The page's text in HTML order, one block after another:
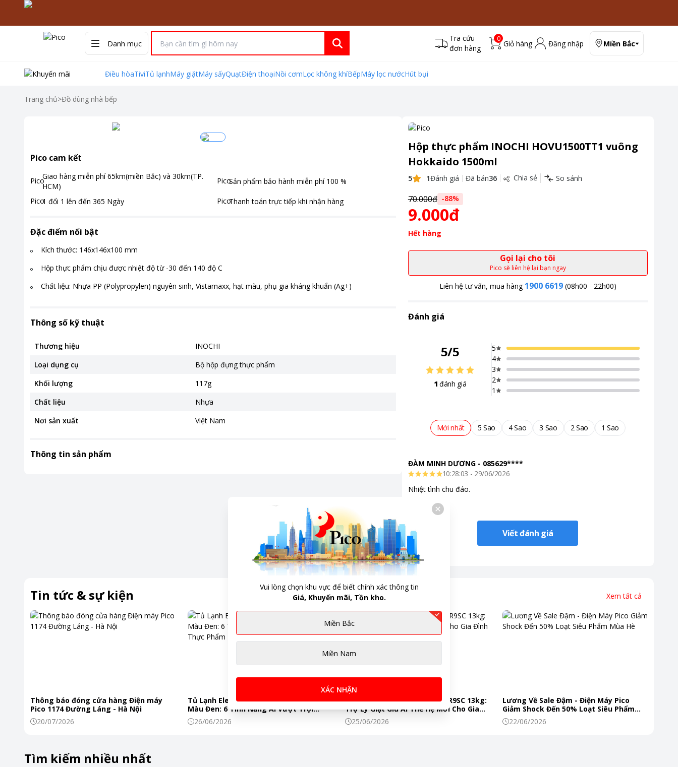
Danh mục
Tra cứu
đơn hàng
0
Giỏ hàng Đăng nhập Miền Bắc
Điều hòaTiviTủ lạnhMáy giặtMáy sấyQuạtĐiện thoạiNồi cơmLọc không khíBếpMáy lọc nướcHút bụi
Trang chủ>Đồ dùng nhà bếp
Pico cam kết
Giao hàng miễn phí 65km(miền Bắc) và 30km(TP.
HCM)
Sản phẩm bảo hành miễn phí 100 %
1 đổi 1 lên đến 365 Ngày Thanh toán trực tiếp khi nhận hàng
Đặc điểm nổi bật
Kích thước: 146x146x100 mm
Hộp thực phẩm chịu được nhiệt độ từ -30 đến 140 độ C
Chất liệu: Nhựa PP (Polypropylen) nguyên sinh, Vistamaxx, hạt màu, phụ gia kháng khuẩn (Ag+)
Thông số kỹ thuật
Thương hiệu
INOCHI
Loại dụng cụ
Bộ hộp đựng thực phẩm
Khối lượng
117g
Chất liệu
Nhựa
Nơi sản xuất
Việt Nam
Thông tin sản phẩm
Hộp thực phẩm INOCHI HOVU1500TT1 vuông
Hokkaido 1500ml
5 1Đánh giá Đã bán36 Chia sẻ So sánh
70.000đ -88%
9.000đ
Hết hàng
Gọi lại cho tôi
Pico sẽ liên hệ lại bạn ngay
Liên hệ tư vấn, mua hàng 1900 6619 (08h00 - 22h00)
Đánh giá
5/5
1 đánh giá
5
4
3
2
1
Mới nhất 5 Sao 4 Sao 3 Sao 2 Sao 1 Sao
ĐÀM MINH DƯƠNG- 085629****
10:28:03 - 29/06/2026
Nhiệt tình chu đáo.
Viết đánh giá
Tin tức & sự kiện Xem tất cả
Thông báo đóng cửa hàng Điện máy
Pico 1174 Đường Láng - Hà Nội
20/07/2026
Tủ Lạnh Electrolux EQE5760B-B 562 Lít
Màu Đen: 6 Tính Năng AI Vượt Trội
Khiến Thực Phẩm Tươi Ngon Mỗi Ngày
26/06/2026
Máy Giặt Electrolux EWF1342R9SC 13kg:
Trợ Lý Giặt Giũ AI Thế Hệ Mới Cho Gia
Đình Hiện Đại
25/06/2026
Lương Về Sale Đậm - Điện Máy Pico
Giảm Shock Đến 50% Loạt Siêu Phẩm
Mùa Hè
22/06/2026
Tìm kiếm nhiều nhất
Vui lòng chọn khu vực để biết chính xác thông tin
Giá, Khuyến mãi, Tồn kho.
Miền Bắc
Miền Nam
XÁC NHẬN